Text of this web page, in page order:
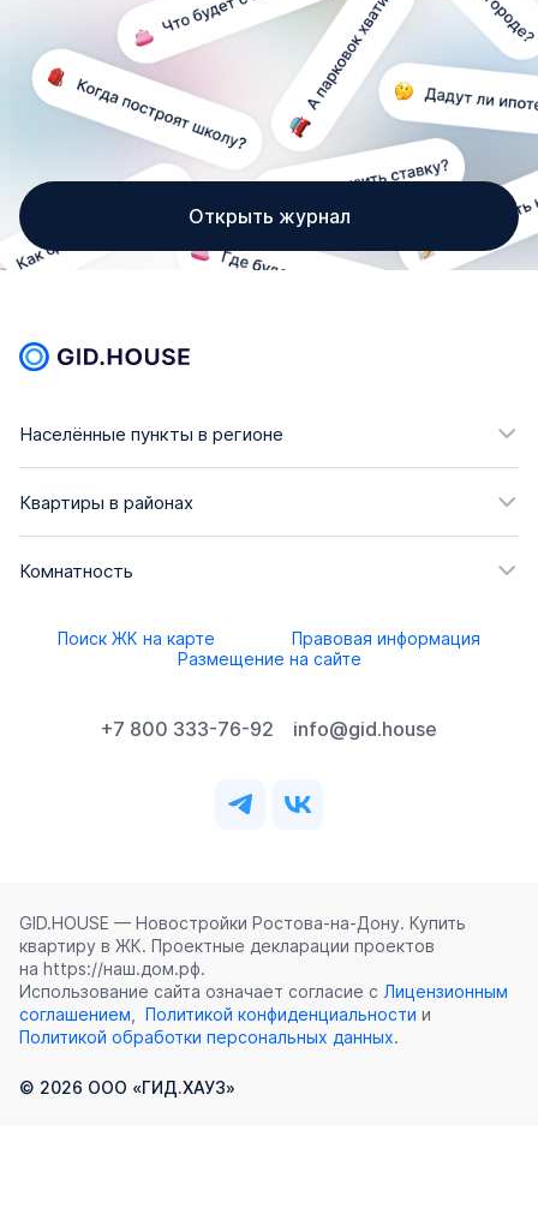
Открыть журнал
Населённые пункты в регионе
Квартиры в районах
Комнатность
Поиск ЖК на карте
Правовая информация
Размещение на сайте
+7 800 333-76-92 info@gid.house
GID.HOUSE — Новостройки Ростова‑на‑Дону. Купить
квартиру в ЖК. Проектные декларации проектов
на https://наш.дом.рф.
Использование сайта означает согласие с Лицензионным
соглашением, Политикой конфиденциальности и
Политикой обработки персональных данных.
© 2026 ООО «ГИД.ХАУЗ»